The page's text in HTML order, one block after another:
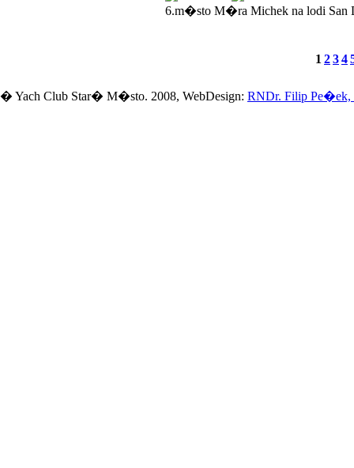
6.m�sto M�ra Michek na lodi San
1 234
� Yach Club Star� M�sto. 2008, WebDesign: RNDr. Filip Pe�ek,